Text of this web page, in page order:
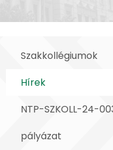
Szakkollégiumok
Hírek
NTP-SZKOLL-24-
pályázat